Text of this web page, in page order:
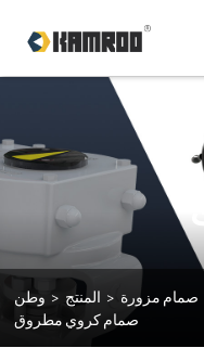
وطن > المنتج > صمام مزورة
صمام كروي مطروق